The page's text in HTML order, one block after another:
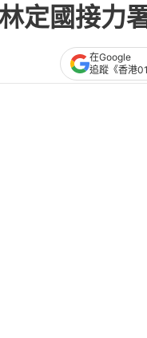
定國接力
在Google
追蹤《香港01